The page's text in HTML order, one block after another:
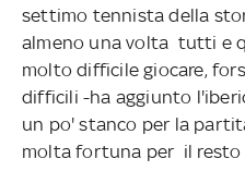
settimo tennista della
almeno una volta tutti e
molto difficile giocare,
difficili -ha aggiunto
un po' stanco per la
molta fortuna per il resto